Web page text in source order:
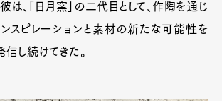
、「日月窯」の二代目として、作陶を通じ
ンスピレーションと素材の新たな可能性を
し続けてきた。